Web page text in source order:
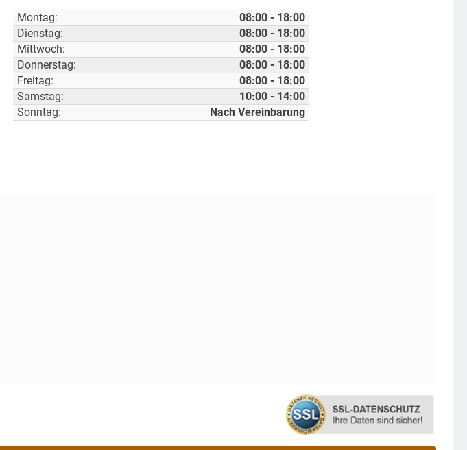
Montag:
08:00 - 18:00
Dienstag:
08:00 - 18:00
Mittwoch:
08:00 - 18:00
Donnerstag:
08:00 - 18:00
Freitag:
08:00 - 18:00
Samstag:
10:00 - 14:00
Sonntag:
Nach Vereinbarung